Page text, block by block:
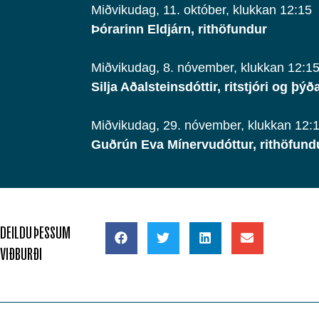
Miðvikudag, 11. október, klukkan 12:15
Þórarinn Eldjárn, rithöfundur
Miðvikudag, 8. nóvember, klukkan 12:15
Silja Aðalsteinsdóttir, ritstjóri og
Miðvikudag, 29. nóvember, klukkan
Guðrún Eva Mínervudóttur,
DEILDU ÞESSUM
VIÐBURÐI